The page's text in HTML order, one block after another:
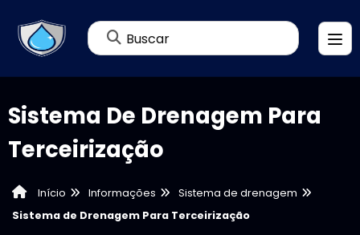
Buscar
Sistema De Drenagem Para
Terceirização
Início Informações
Sistema de drenagem
Sistema de Drenagem Para Terceirização